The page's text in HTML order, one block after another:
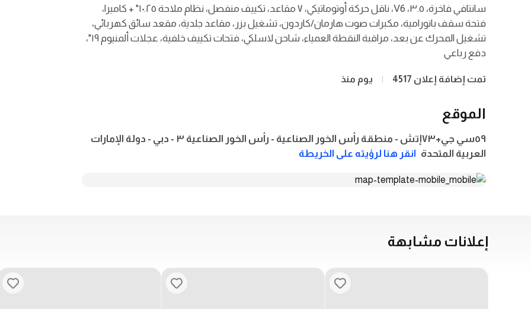
سانتافي فاخرة، ٣.٥، V6، ناقل حركة أوتوماتيكي، ٧ مقاعد، تكييف منفصل، نظام ملاحة ١٠.٢٥" + كاميرا،
فتحة سقف بانورامية، مكبرات صوت هارمان/كاردون، تشغيل بزر، مقاعد جلدية، مقعد سائق كهربائي،
تشغيل المحرك عن بعد، مراقبة النقطة العمياء، شاحن لاسلكي، فتحات تكييف خلفية، عجلات ألمنيوم ١٩"،
دفع رباعي
تمت إضافة إعلان 4517 يوم منذ
الموقع
٥٩سي جي+٧٣إتش - منطقة رأس الخور الصناعية - رأس الخور الصناعية ٣ - دبي - دولة الإمارات
العربية المتحدة انقر هنا لرؤيته على الخريطة
إعلانات مشابهة